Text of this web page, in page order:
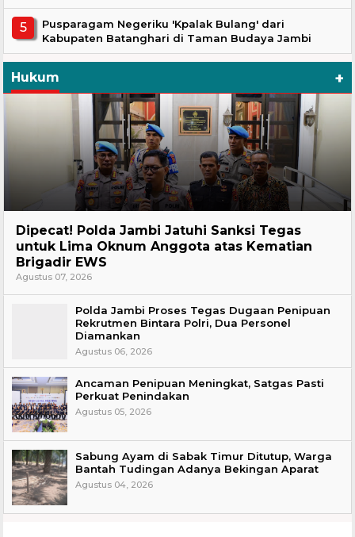
Pusparagam Negeriku 'Kpalak Bulang' dari
Kabupaten Batanghari di Taman Budaya Jambi
Hukum +
Dipecat! Polda Jambi Jatuhi Sanksi Tegas
untuk Lima Oknum Anggota atas Kematian
Brigadir EWS
Agustus 07, 2026
Polda Jambi Proses Tegas Dugaan Penipuan
Rekrutmen Bintara Polri, Dua Personel
Diamankan
Agustus 06, 2026
Ancaman Penipuan Meningkat, Satgas Pasti
Perkuat Penindakan
Agustus 05, 2026
Sabung Ayam di Sabak Timur Ditutup, Warga
Bantah Tudingan Adanya Bekingan Aparat
Agustus 04, 2026